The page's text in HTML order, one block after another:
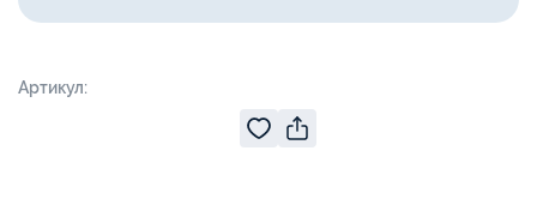
Артикул: